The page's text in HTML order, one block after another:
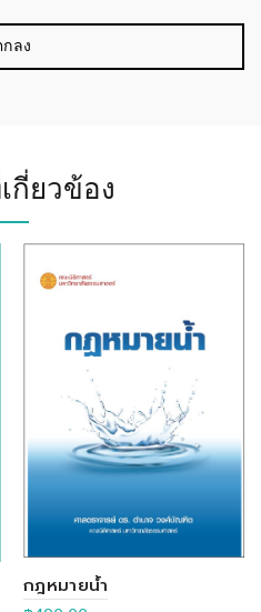
กี่ยวข้อง
กฎหมายน้ำ